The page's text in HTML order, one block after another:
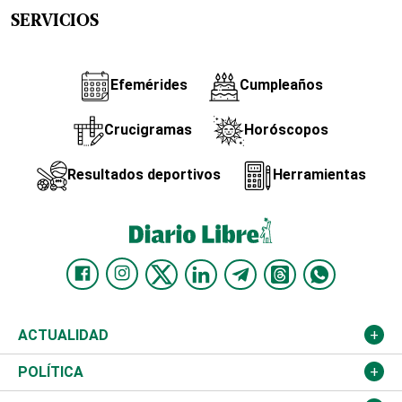
SERVICIOS
Efemérides Cumpleaños
Crucigramas Horóscopos
Resultados deportivos Herramientas
ACTUALIDAD
Nacional
POLÍTICA